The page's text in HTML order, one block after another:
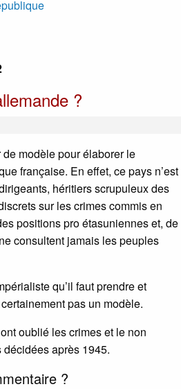
?
de modèle pour élaborer le
française. En effet, ce pays n’est
héritiers scrupuleux des
sur les crimes commis en
positions pro étasuniennes et, de
consultent jamais les peuples
qu’il faut prendre et
pas un modèle.
oublié les crimes et le non
après 1945.
?